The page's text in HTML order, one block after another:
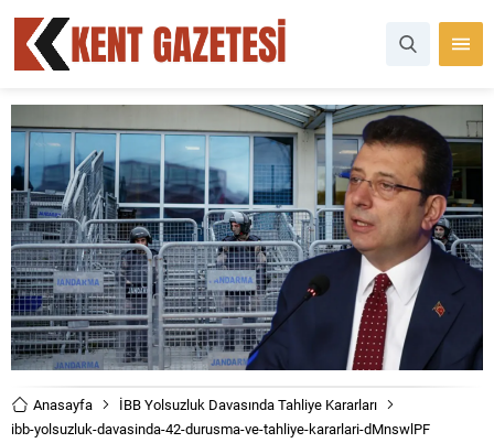
Anasayfa
İBB Yolsuzluk Davasında Tahliye Kararları
ibb-yolsuzluk-davasinda-42-durusma-ve-tahliye-kararlari-dMnswlPF